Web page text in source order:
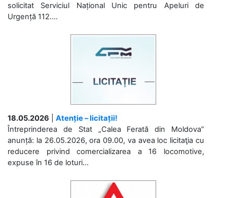
solicitat Serviciul Național Unic pentru Apeluri de
Urgență 112....
18.05.2026
Atenție – licitații!
Întreprinderea de Stat „Calea Ferată din Moldova”
anunță: la 26.05.2026, ora 09.00, va avea loc licitaţia cu
reducere privind comercializarea a 16 locomotive,
expuse în 16 de loturi...